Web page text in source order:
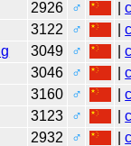
2926 ♂ |
3122 ♂ |
3049 ♂ |
3046 ♂ |
3160 ♂ |
3123 ♂ |
2932 ♂ |